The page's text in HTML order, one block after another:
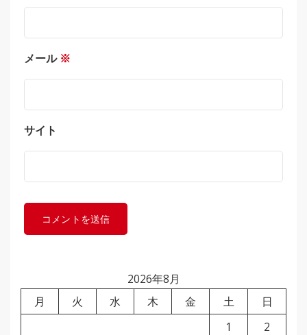
メール ※
サイト
2026年8月
月
火 水 木 金 土
日
1
2